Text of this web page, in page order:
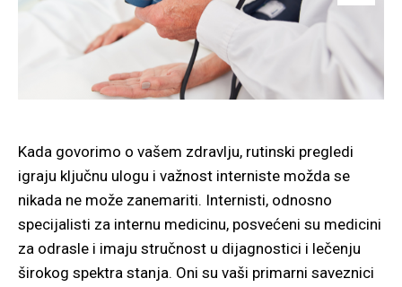
Kada govorimo o vašem zdravlju, rutinski pregledi
igraju ključnu ulogu i važnost interniste možda se
nikada ne može zanemariti. Internisti, odnosno
specijalisti za internu medicinu, posvećeni su medicini
za odrasle i imaju stručnost u dijagnostici i lečenju
širokog spektra stanja. Oni su vaši primarni saveznici